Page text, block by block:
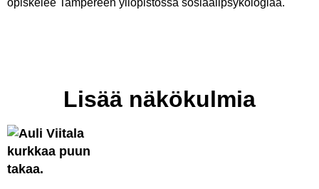
opiskelee Tampereen yliopistossa sosiaalipsykologiaa.
Lisää näkökulmia